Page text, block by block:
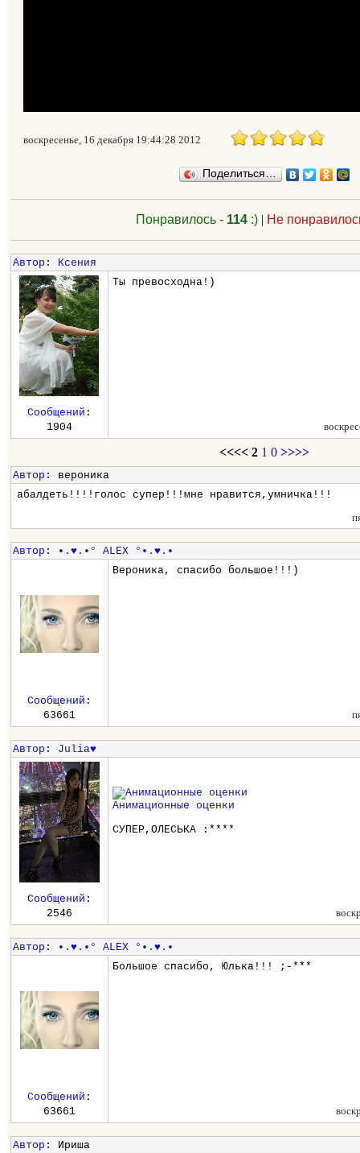
воскресенье, 16 декабря 19:44:28 2012
Поделиться…
Понравилось - 114 :) | Не
Автор : Ксения
Ты превосходна!)
Сообщений :
1904
<<<< 2 1 0 >>>>
Автор : вероника
абалдеть!!!!голос супер!!!мне нравится,умничка!!!
Автор :
•.♥.•° ALEX °•.♥.•
Вероника, спасибо большое!!!)
Сообщений :
63661
Автор : Julia♥
Анимационные оценки
СУПЕР,ОЛЕСЬКА :****
Сообщений :
2546
Автор :
•.♥.•° ALEX °•.♥.•
Большое спасибо, Юлька!!! ;-***
Сообщений :
63661
Автор : Ириша